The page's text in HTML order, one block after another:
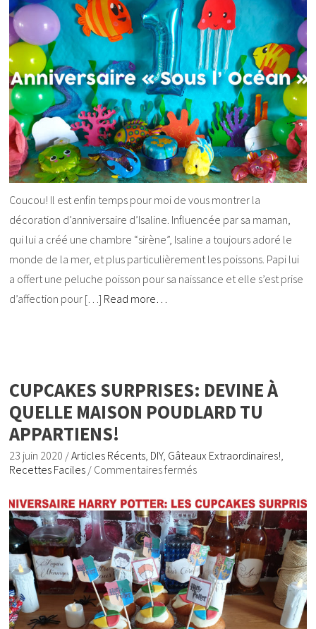
Coucou! Il est enfin temps pour moi de vous montrer la
décoration d’anniversaire d’Isaline. Influencée par sa maman,
qui lui a créé une chambre “sirène”, Isaline a toujours adoré le
monde de la mer, et plus particulièrement les poissons. Papi lui
a offert une peluche poisson pour sa naissance et elle s’est prise
d’affection pour […] Read more…
CUPCAKES SURPRISES: DEVINE À
QUELLE MAISON POUDLARD TU
APPARTIENS!
23 juin 2020 /Articles Récents DIY, Gâteaux Extraordinaires!
Recettes Faciles / Commentaires fermés